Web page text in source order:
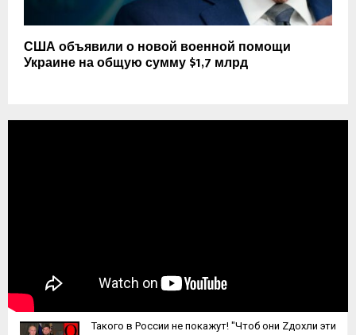
США объявили о новой военной помощи
Украине на общую сумму $1,7 млрд
Такого в России не покажут! "Чтоб они Zдохли эти